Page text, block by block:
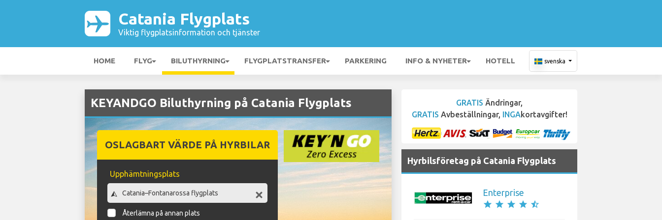
Catania Flygplats
Viktig flygplatsinformation och tjänster
HOME FLYG BILUTHYRNING FLYGPLATSTRANSFER PARKERING INFO & NYHETER HOTELL svenska
KEYANDGO Biluthyrning på Catania Flygplats
OSLAGBART VÄRDE PÅ HYRBILAR
Upphämtningsplats
Återlämna på annan plats
GRATIS Ändringar,
GRATIS Avbeställningar, INGAkortavgifter!
Hyrbilsföretag på Catania Flygplats
Enterprise
star star star star star_half